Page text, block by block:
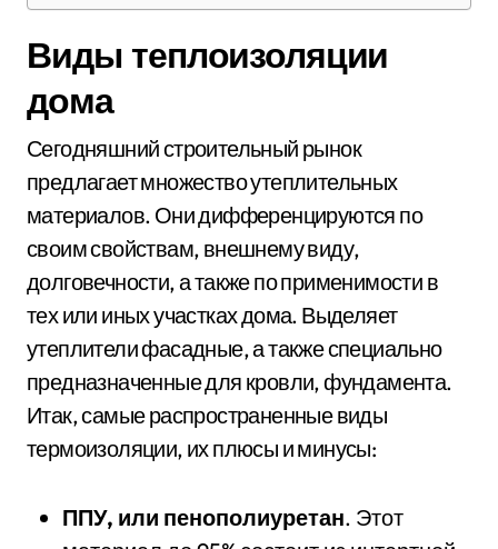
Виды теплоизоляции
дома
Сегодняшний строительный рынок
предлагает множество утеплительных
материалов. Они дифференцируются по
своим свойствам, внешнему виду,
долговечности, а также по применимости в
тех или иных участках дома. Выделяет
утеплители фасадные, а также специально
предназначенные для кровли, фундамента.
Итак, самые распространенные виды
термоизоляции, их плюсы и минусы:
ППУ, или пенополиуретан. Этот